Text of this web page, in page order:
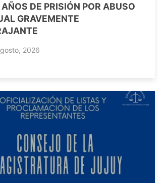
DE PRISIÓN POR ABUSO
GRAVEMENTE
2026